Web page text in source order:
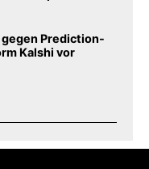
gegen Prediction-
Kalshi vor